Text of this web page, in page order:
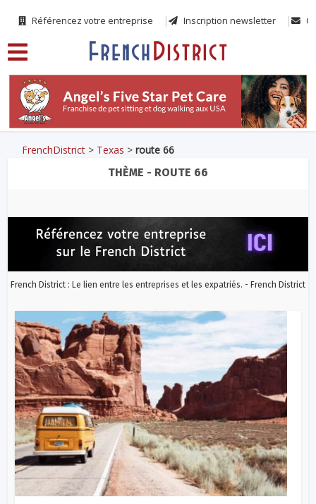
Référencez votre entreprise Inscription newsletter
FrenchDistrict > Texas >route 66
THÈME - ROUTE 66
French District : Le lien entre les entreprises et les expatriés. - French District